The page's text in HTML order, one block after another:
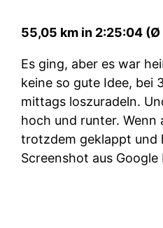
55,05 km in 2:25:04 (Ø
Es ging, aber es war
keine so gute Idee, bei
mittags loszuradeln.
hoch und runter. Wenn
trotzdem geklappt und
Screenshot aus